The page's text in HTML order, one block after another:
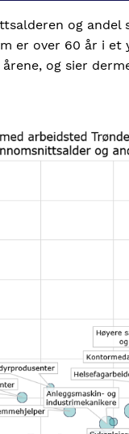
og
er over 60 år i et
og sier